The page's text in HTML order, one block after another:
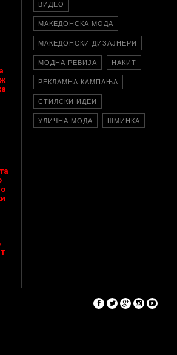
ВИДЕО
МАКЕДОНСКА МОДА
МАКЕДОНСКИ ДИЗАЈНЕРИ
МОДНА РЕВИЈА НАКИТ
РЕКЛАМНА КАМПАЊА
СТИЛСКИ ИДЕИ
УЛИЧНА МОДА ШМИНКА